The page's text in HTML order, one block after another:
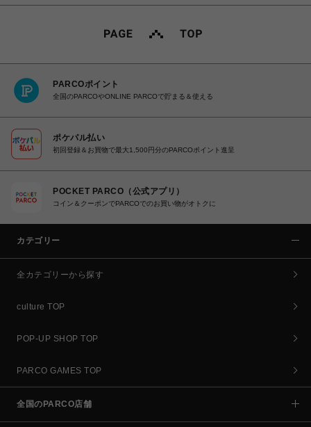
PARCOポイント
全国のPARCOやONLINE PARCOで貯まる＆使える
ポケパル払い
初回登録＆お買物で最大1,500円分のPARCOポイント進呈
POCKET PARCO（公式アプリ）
コイン＆クーポンでPARCOでのお買い物がオトクに
カテゴリー
全カテゴリーから探す
culture TOP
POP-UP SHOP TOP
PARCO GAMES TOP
全国のPARCO店舗